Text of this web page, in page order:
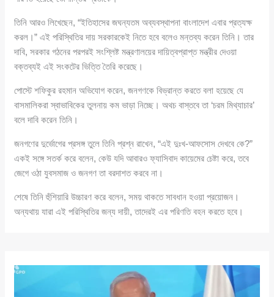
তিনি আরও লিখেছেন, “ইতিহাসের জঘন্যতম অব্যবস্থাপনা বাংলাদেশ এবার প্রত্যক্ষ
করল।” এই পরিস্থিতির দায় সরকারকেই নিতে হবে বলেও মন্তব্য করেন তিনি। তার
দাবি, সরকার গঠনের পরপরই সংশ্লিষ্ট মন্ত্রণালয়ের দায়িত্বপ্রাপ্ত মন্ত্রীর দেওয়া
বক্তব্যই এই সংকটের ভিত্তি তৈরি করেছে।
পোস্টে শফিকুর রহমান অভিযোগ করেন, জনগণকে বিভ্রান্ত করতে বলা হয়েছে যে
বাসমালিকরা স্বাভাবিকের তুলনায় কম ভাড়া নিচ্ছে। অথচ বাস্তবে তা ‘চরম মিথ্যাচার’
বলে দাবি করেন তিনি।
জনগণের দুর্ভোগের প্রসঙ্গ তুলে তিনি প্রশ্ন রাখেন, “এই দুঃখ-আফসোস দেখবে কে?”
একই সঙ্গে সতর্ক করে বলেন, কেউ যদি আবারও ফ্যাসিবাদ কায়েমের চেষ্টা করে, তবে
জেগে ওঠা যুবসমাজ ও জনগণ তা বরদাশত করবে না।
শেষে তিনি হুঁশিয়ারি উচ্চারণ করে বলেন, সময় থাকতে সাবধান হওয়া প্রয়োজন।
অন্যথায় যারা এই পরিস্থিতির জন্য দায়ী, তাদেরই এর পরিণতি বহন করতে হবে।